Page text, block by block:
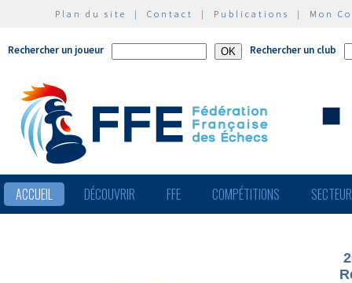
Plan du site | Contact | Publications | Mon
Rechercher un joueur Rechercher un club
ACCUEIL DÉCOUVRIR FFE COMPÉTITIONS